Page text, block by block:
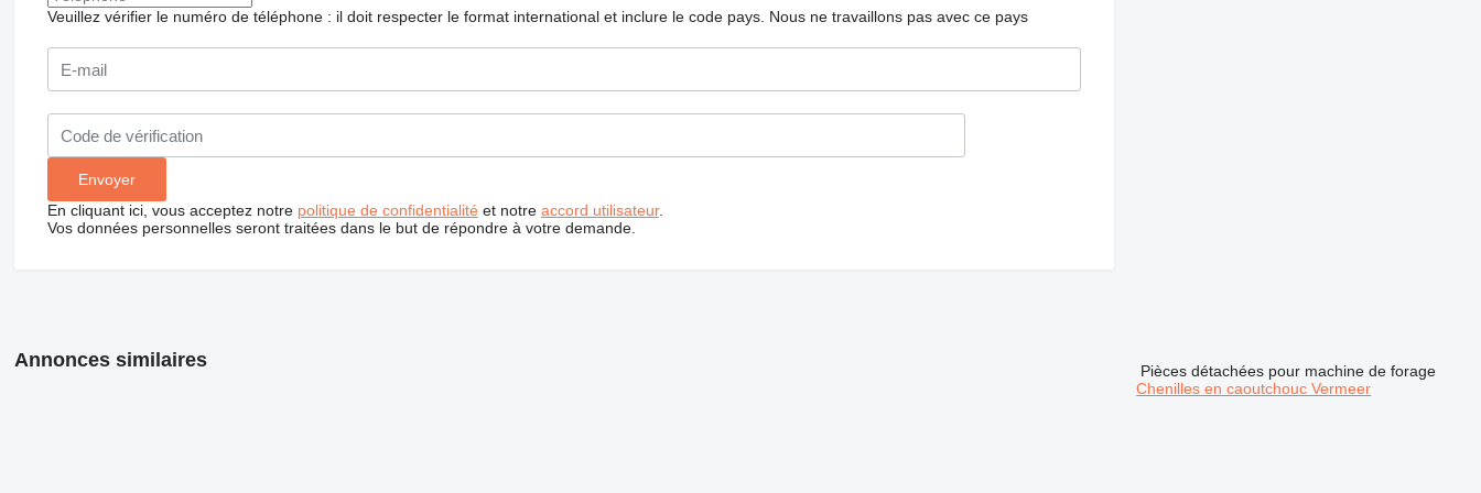
Veuillez vérifier le numéro de téléphone : il doit respecter le format international et inclure le code pays. Nous ne travaillons pas avec ce pays
En cliquant ici, vous acceptez notre politique de confidentialité et notre accord utilisateur.
Vos données personnelles seront traitées dans le but de répondre à votre demande.
Annonces similaires
Pièces détachées pour machine de forage
Chenilles en caoutchouc Vermeer